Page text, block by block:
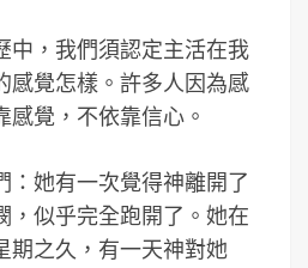
中，我們須認定主活在我
感覺怎樣。許多人因為感
覺，不依靠信心。
：她有一次覺得神離開了
，似乎完全跑開了。她在
期之久，有一天神對她